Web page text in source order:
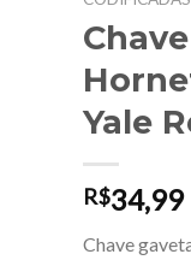
Yale
R$34,99
Chave